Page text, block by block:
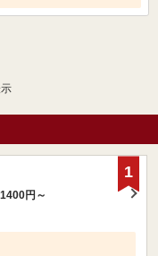
1400円～
1